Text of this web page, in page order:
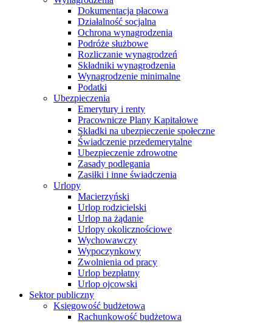
Dokumentacja płacowa
Działalność socjalna
Ochrona wynagrodzenia
Podróże służbowe
Rozliczanie wynagrodzeń
Składniki wynagrodzenia
Wynagrodzenie minimalne
Podatki
Ubezpieczenia
Emerytury i renty
Pracownicze Plany Kapitałowe
Składki na ubezpieczenie społeczne
Świadczenie przedemerytalne
Ubezpieczenie zdrowotne
Zasady podlegania
Zasiłki i inne świadczenia
Urlopy
Macierzyński
Urlop rodzicielski
Urlop na żądanie
Urlopy okolicznościowe
Wychowawczy
Wypoczynkowy
Zwolnienia od pracy
Urlop bezpłatny
Urlop ojcowski
Sektor publiczny
Księgowość budżetowa
Rachunkowość budżetowa